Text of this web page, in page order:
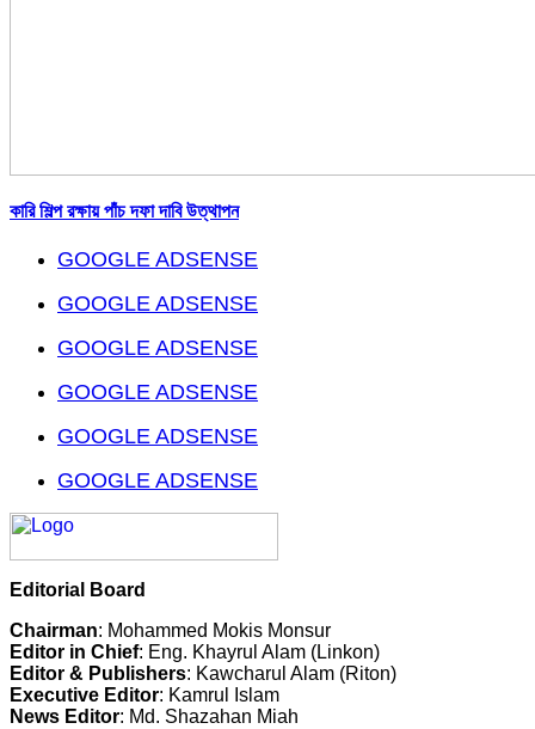
কারি শিল্প রক্ষায় পাঁচ দফা দাবি উত্থাপন
GOOGLE ADSENSE
GOOGLE ADSENSE
GOOGLE ADSENSE
GOOGLE ADSENSE
GOOGLE ADSENSE
GOOGLE ADSENSE
Editorial Board
Chairman: Mohammed Mokis Monsur
Editor in Chief: Eng. Khayrul Alam (Linkon)
Editor & Publishers: Kawcharul Alam (Riton)
Executive Editor: Kamrul Islam
News Editor: Md. Shazahan Miah